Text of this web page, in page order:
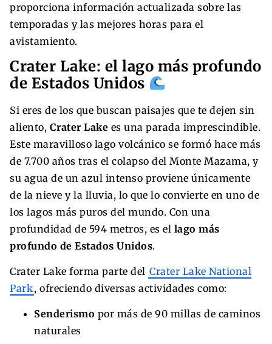
proporciona información actualizada sobre las
temporadas y las mejores horas para el
avistamiento.
Crater Lake: el lago más profundo
de Estados Unidos
Si eres de los que buscan paisajes que te dejen sin
aliento, Crater Lake es una parada imprescindible.
Este maravilloso lago volcánico se formó hace más
de 7.700 años tras el colapso del Monte Mazama, y
su agua de un azul intenso proviene únicamente
de la nieve y la lluvia, lo que lo convierte en uno de
los lagos más puros del mundo. Con una
profundidad de 594 metros, es el lago más
profundo de Estados Unidos.
Crater Lake forma parte del Crater Lake National
Park, ofreciendo diversas actividades como:
Senderismo por más de 90 millas de caminos
naturales